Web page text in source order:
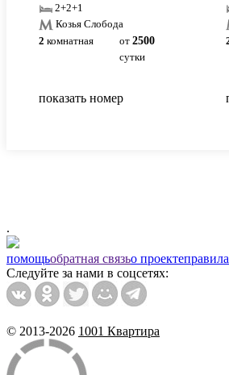
2+2+1
Козья Слобода
2 комнатная от 2500
сутки
показать номер
.
помощьобратная связьо проектеправила
Следуйте за нами в соцсетях:
© 2013-2026 1001 Квартира